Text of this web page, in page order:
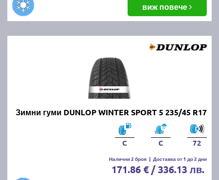
виж повече
Зимни гуми DUNLOP WINTER SPORT 5 235/45 R17
C C 72
Налични 2 броя | Доставка от 1 до 2 дни
171.86 € / 336.13 лв.